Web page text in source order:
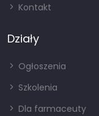
Kontakt
Działy
Ogłoszenia
Szkolenia
Dla farmaceuty